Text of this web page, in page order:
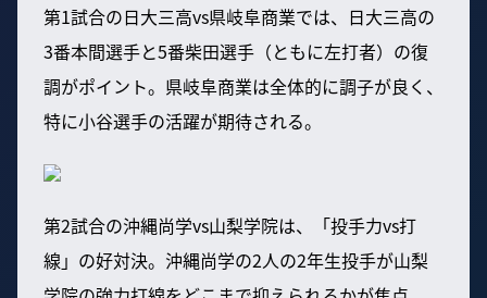
第1試合の日大三高vs県岐阜商業では、日大三高の
3番本間選手と5番柴田選手（ともに左打者）の復
調がポイント。県岐阜商業は全体的に調子が良く、
特に小谷選手の活躍が期待される。
第2試合の沖縄尚学vs山梨学院は、「投手力vs打
線」の好対決。沖縄尚学の2人の2年生投手が山梨